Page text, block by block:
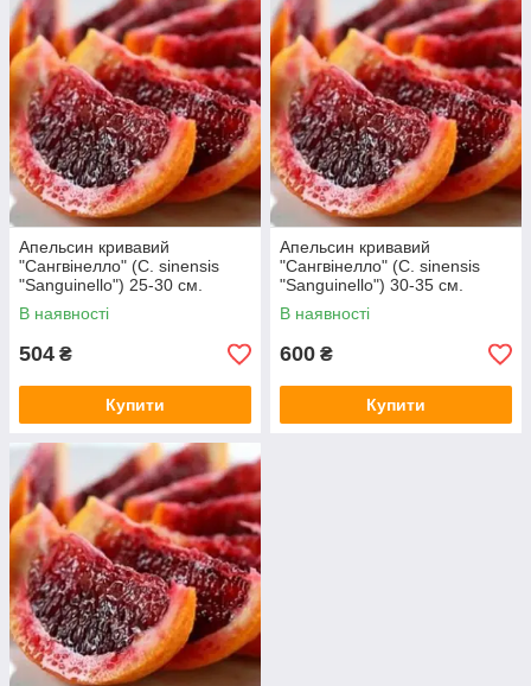
Апельсин кривавий
"Сангвінелло" (C. sinensis
"Sanguinello") 25-30 см.
Кімнатний
В наявності
504 ₴
Купити
Апельсин кривавий
"Сангвінелло" (C. sinensis
"Sanguinello") 30-35 см.
Кімнатний
В наявності
600 ₴
Купити